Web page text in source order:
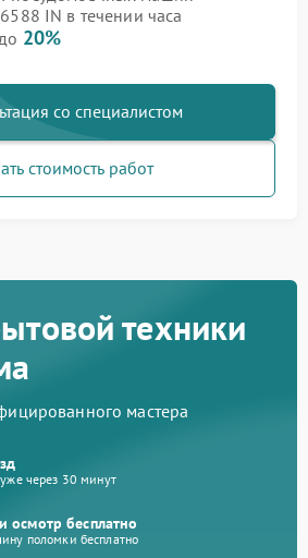
IN в течении часа
20%
со специалистом
стоимость работ
техники
мастера
через 30 минут
осмотр бесплатно
поломки бесплатно